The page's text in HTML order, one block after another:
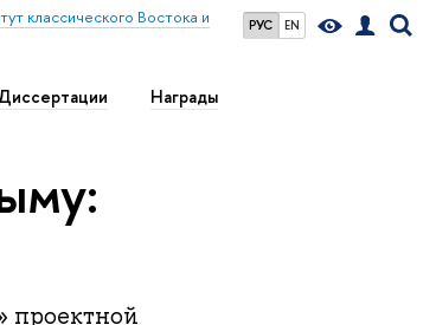
РУС EN
классического Востока и
Награды
проектной